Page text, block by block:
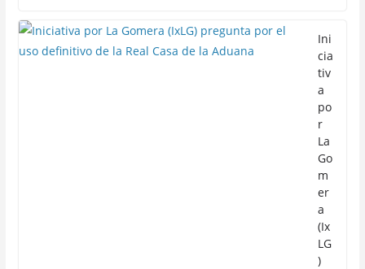
Ini
cia
tiv
a
po
r
La
Go
m
er
a
(Ix
LG
)